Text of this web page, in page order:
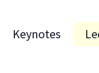
Keynotes